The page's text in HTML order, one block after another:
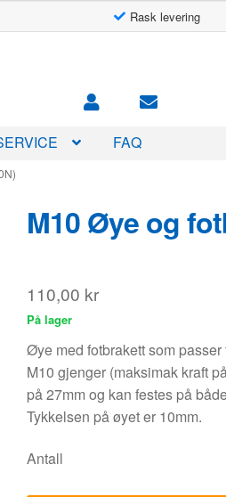
Rask levering
FAQ
M10 Øye og
110,00 kr
På lager
Øye med fotbrakett som
M10 gjenger (maksimak kraft
på 27mm og kan festes på
Tykkelsen på øyet er 10mm.
Antall